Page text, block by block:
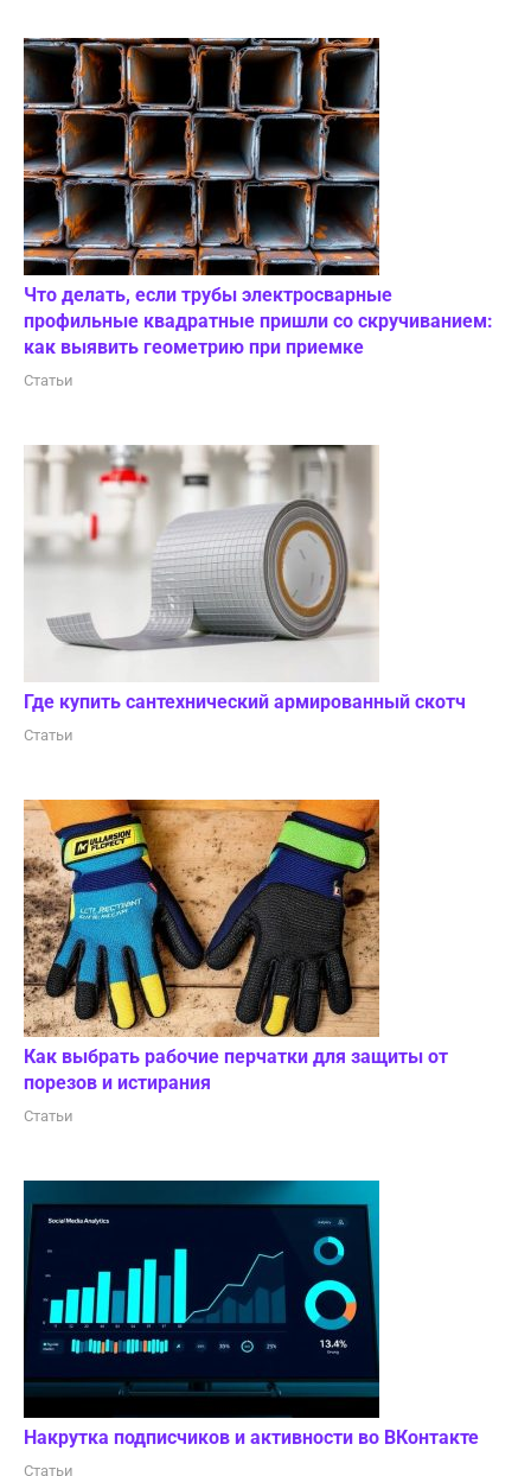
Что делать, если трубы электросварные
профильные квадратные пришли со скручиванием:
как выявить геометрию при приемке
Статьи
Где купить сантехнический армированный скотч
Статьи
Как выбрать рабочие перчатки для защиты от
порезов и истирания
Статьи
Накрутка подписчиков и активности во ВКонтакте
Статьи